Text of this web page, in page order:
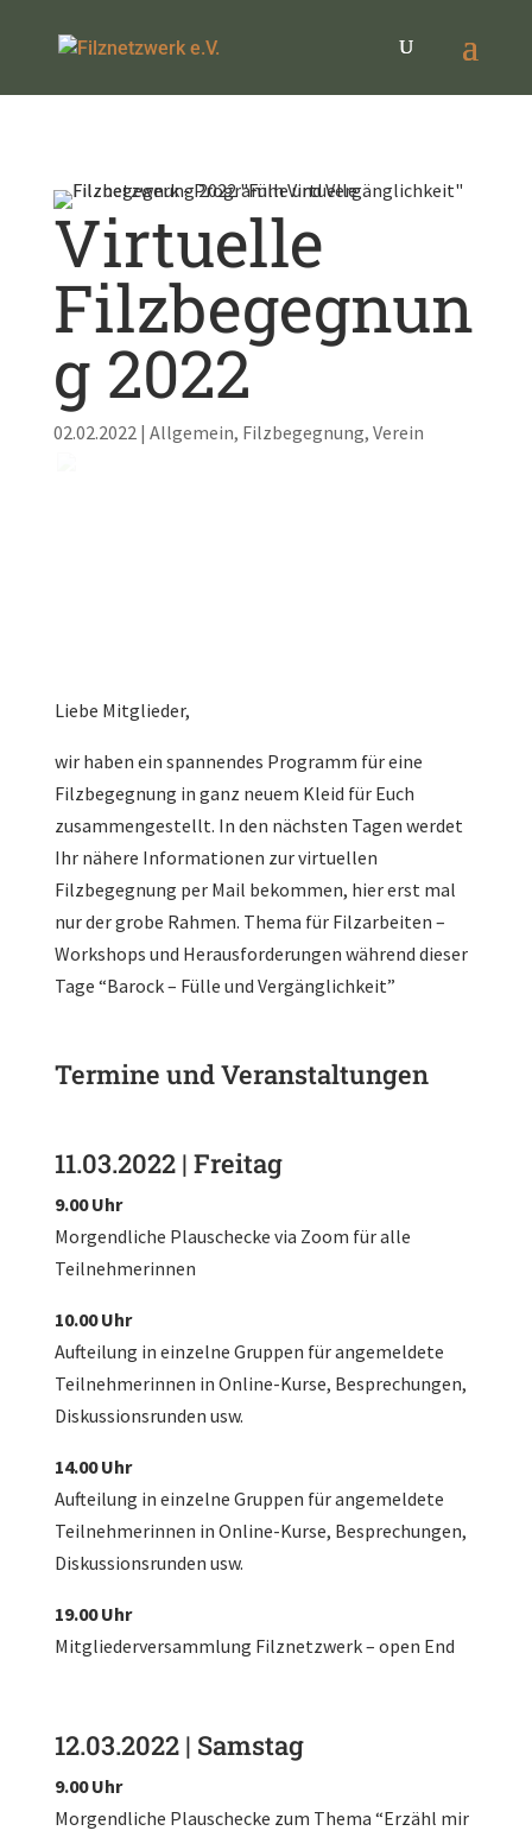
Virtuelle
Filzbegegnun
g 2022
02.02.2022| Allgemein, Filzbegegnung, Verein
Liebe Mitglieder,
wir haben ein spannendes Programm für eine
Filzbegegnung in ganz neuem Kleid für Euch
zusammengestellt. In den nächsten Tagen werdet
Ihr nähere Informationen zur virtuellen
Filzbegegnung per Mail bekommen, hier erst mal
nur der grobe Rahmen. Thema für Filzarbeiten –
Workshops und Herausforderungen während dieser
Tage “Barock – Fülle und Vergänglichkeit”
Termine und Veranstaltungen
11.03.2022 | Freitag
9.00 Uhr
Morgendliche Plauschecke via Zoom für alle
Teilnehmerinnen
10.00 Uhr
Aufteilung in einzelne Gruppen für angemeldete
Teilnehmerinnen in Online-Kurse, Besprechungen,
Diskussionsrunden usw.
14.00 Uhr
Aufteilung in einzelne Gruppen für angemeldete
Teilnehmerinnen in Online-Kurse, Besprechungen,
Diskussionsrunden usw.
19.00 Uhr
Mitgliederversammlung Filznetzwerk – open End
12.03.2022 | Samstag
9.00 Uhr
Morgendliche Plauschecke zum Thema “Erzähl mir